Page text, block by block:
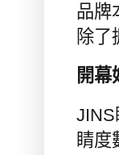
品牌
除了
開幕
JINS
睛度